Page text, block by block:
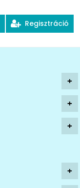
Regisztráció
+
+
+
+